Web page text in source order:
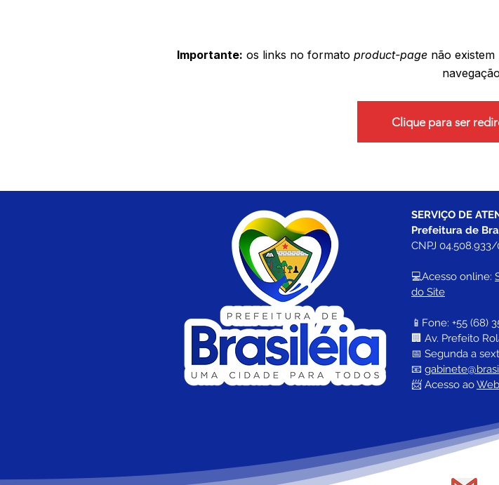
Importante: os links no formato product-page não
navegação
Clique para ser
SERVIÇO DE
Prefeitura de
CNPJ
💻Acesso online:
do Site
📱Fone: +55 (68)
🏢 Av. Prefeito
📅 Segunda a
📧
📨 Acesso ao